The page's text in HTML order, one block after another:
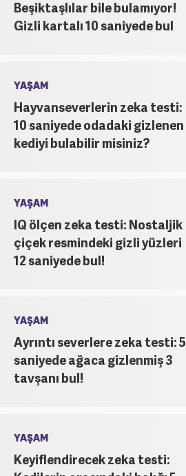
Beşiktaşlılar bile bulamıyor!
Gizli kartalı 10 saniyede bul
YAŞAM
Hayvanseverlerin zeka testi:
10 saniyede odadaki gizlenen
kediyi bulabilir misiniz?
YAŞAM
IQ ölçen zeka testi: Nostaljik
çiçek resmindeki gizli yüzleri
12 saniyede bul!
YAŞAM
Ayrıntı severlere zeka testi: 5
saniyede ağaca gizlenmiş 3
tavşanı bul!
YAŞAM
Keyiflendirecek zeka testi: